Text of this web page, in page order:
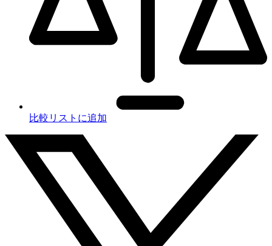
比較リストに追加